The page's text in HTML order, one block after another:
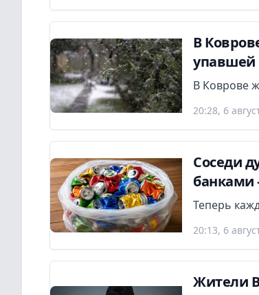
В
упавшей
В Коврове
20:28, 6
Соседи
банками
Теперь
20:13, 6
Жители